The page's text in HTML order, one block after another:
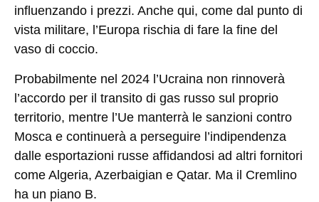
influenzando i prezzi. Anche qui, come dal punto di
vista militare, l’Europa rischia di fare la fine del
vaso di coccio.
Probabilmente nel 2024 l’Ucraina non rinnoverà
l’accordo per il transito di gas russo sul proprio
territorio, mentre l’Ue manterrà le sanzioni contro
Mosca e continuerà a perseguire l’indipendenza
dalle esportazioni russe affidandosi ad altri fornitori
come Algeria, Azerbaigian e Qatar. Ma il Cremlino
ha un piano B.